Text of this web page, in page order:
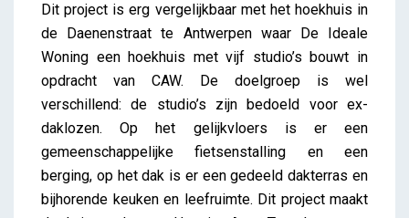
Dit project is erg vergelijkbaar met het hoekhuis in
de Daenenstraat te Antwerpen waar De Ideale
Woning een hoekhuis met vijf studio’s bouwt in
opdracht van CAW. De doelgroep is wel
verschillend: de studio’s zijn bedoeld voor ex-
daklozen. Op het gelijkvloers is er een
gemeenschappelijke fietsenstalling en een
berging, op het dak is er een gedeeld dakterras en
bijhorende keuken en leefruimte. Dit project maakt